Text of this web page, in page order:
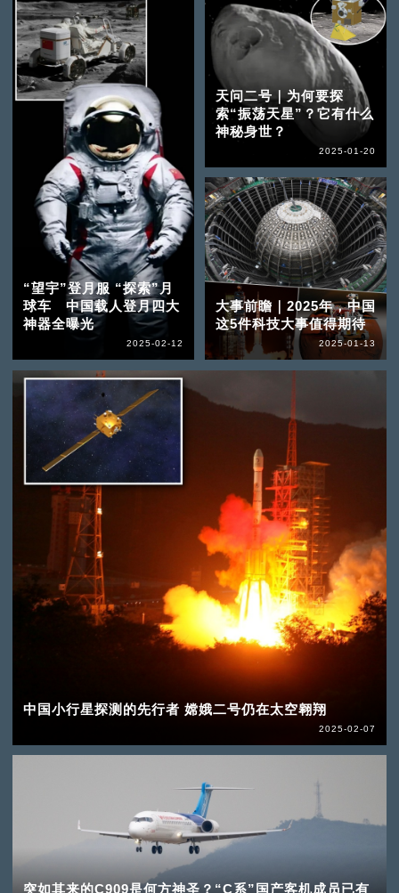
“望宇”登月服 “探索”月
球车 中国载人登月四大
神器全曝光
2025-02-12
中国小行星探测的先行者 嫦娥二号仍在太空翱翔
2025-02-07
天问二号｜为何要探
索“振荡天星”？它有什么
神秘身世？
2025-01-20
大事前瞻｜2025年，中国
这5件科技大事值得期待
2025-01-13
突如其来的C909是何方神圣？“C系”国产客机成员已有